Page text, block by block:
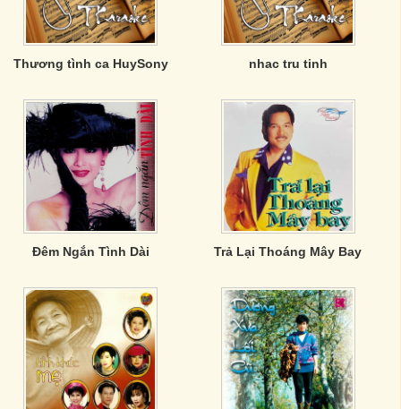
Thương tình ca HuySony nhac tru tinh
Đêm Ngắn Tình Dài Trả Lại Thoáng Mây Bay